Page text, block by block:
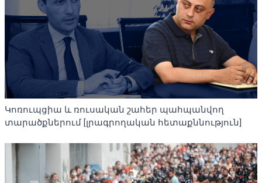
Կոռուպցիա և ռուսական շահեր պահպանվող
տարածքներում [լրագրողական հետաքննություն]